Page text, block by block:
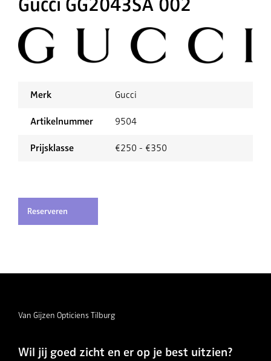
Merk Gucci
Artikelnummer 9504
Prijsklasse €250 - €350
Reserveren
Van Gijzen Opticiens Tilburg
Wil jij goed zicht en er op je best uitzien?